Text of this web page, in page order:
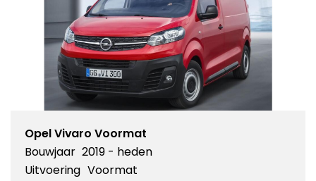
Opel Vivaro Voormat
Bouwjaar 2019 - heden
Uitvoering Voormat